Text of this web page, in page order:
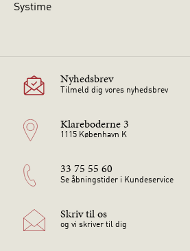
Systime
Nyhedsbrev
Tilmeld dig vores nyhedsbrev
Klareboderne 3
1115 København K
33 75 55 60
Se åbningstider i Kundeservice
Skriv til os
og vi skriver til dig